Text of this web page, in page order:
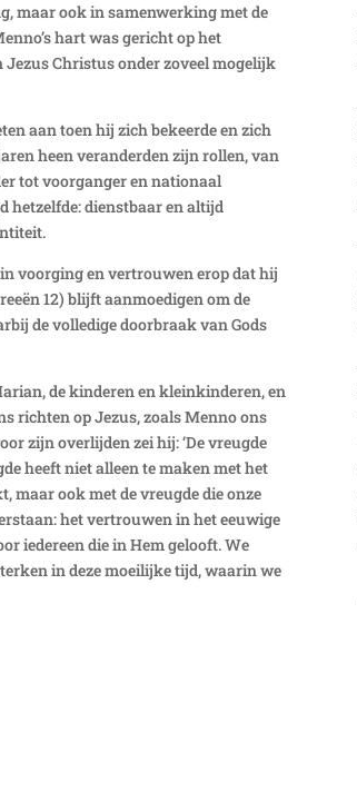
maar ook in samenwerking met de
hart was gericht op het
Christus onder zoveel mogelijk
aan toen hij zich bekeerde enzich
heen veranderden zijn rollen, van
totvoorganger ennationaal
hetzelfde: dienstbaar en altijd
voorging en vertrouwen erop dat hij
12) blijft aanmoedigen om de
de volledige doorbraak van Gods
de kinderen en kleinkinderen, en
richten op Jezus, zoals Menno ons
zijn overlijden zei hij: ‘De vreugde
heeft niet alleen te maken met het
ook met de vreugde die onze
het vertrouwen in het eeuwige
iedereen die in Hem gelooft. We
in deze moeilijke tijd, waarin we